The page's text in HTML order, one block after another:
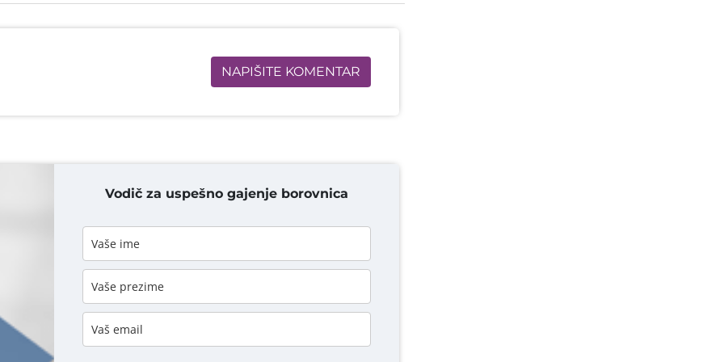
NAPIŠITE KOMENTAR
KOMENTAR
Vodič za uspešno gajenje borovnica